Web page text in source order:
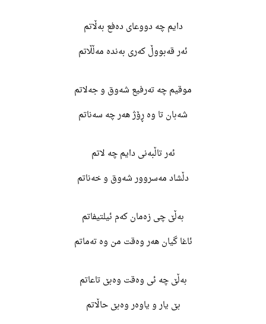
دایم چە دووعای دەفع بەڵاتم
ئەر قەبووڵ کەری بەندە مەڵڵاتم
موقیم چە تەرفیع شەوق و جەلاتم
شەبان تا وە ڕۆژ هەر چە سەناتم
ئەر تاڵبەنی دایم چە لاتم
دڵشاد مەسروور شەوق و خەناتم
بەڵێ چی زەمان کەم ئیلتیفاتم
ئاغا گیان هەر وەقت من وە تەماتم
بەڵێ چە ئی وەقت وەبێ تاعاتم
بێ یار و یاوەر وەبێ حاڵاتم